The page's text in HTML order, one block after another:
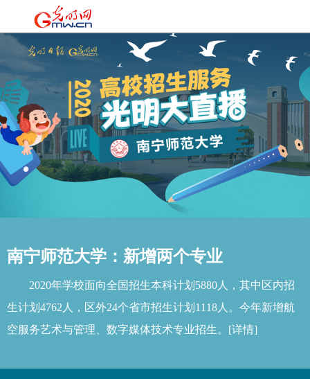
南宁师范大学：新增两个专业
2020年学校面向全国招生本科计划5880人，其中区内招
生计划4762人，区外24个省市招生计划1118人。今年新增航
空服务艺术与管理、数字媒体技术专业招生。 [详情]